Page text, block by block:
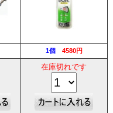
1個 4580円
在庫切れです